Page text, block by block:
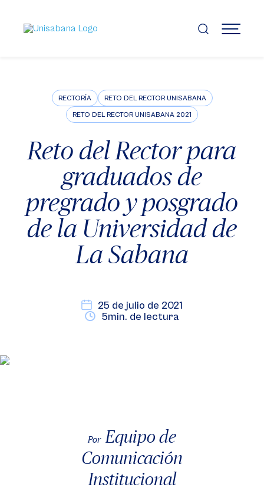
contenido
principal
MENÚ
RECTORÍA RETO DEL RECTOR UNISABANA
RETO DEL RECTOR UNISABANA 2021
Reto del Rector para
graduados de
pregrado y posgrado
de la Universidad de
La Sabana
25 de julio de 2021
5min. de lectura
Por Equipo de
Comunicación
Institucional